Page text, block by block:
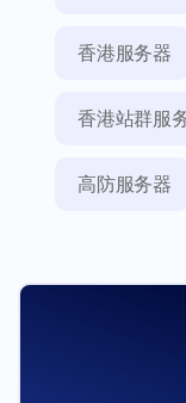
香港服务器
香港站群服
高防服务器